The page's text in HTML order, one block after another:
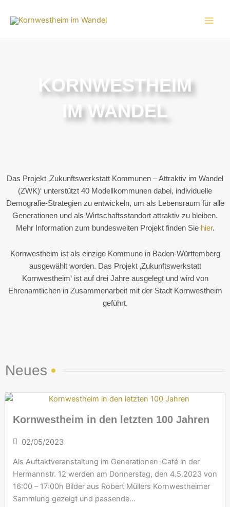
Inhalt
KORNWESTHEIM
IM WANDEL
Das Projekt ‚Zukunftswerkstatt Kommunen – Attraktiv im Wandel
(ZWK)‘ unterstützt 40 Modellkommunen dabei, individuelle
Demografie-Strategien zu entwickeln, um als Lebensraum für alle
Generationen und als Wirtschaftsstandort attraktiv zu bleiben.
Mehr Information zum bundesweiten Projekt finden Sie hier.
Kornwestheim ist als einzige Kommune in Baden-Württemberg
ausgewählt worden. Das Projekt ‚Zukunftswerkstatt
Kornwestheim‘ ist auf drei Jahre ausgelegt und wird von
Ehrenamtlichen in Zusammenarbeit mit der Stadt Kornwestheim
geführt.
Neues
Kornwestheim in den letzten 100 Jahren
02/05/2023
Als Auftaktveranstaltung im Generationen-Café in der
Hermannstr. 12 werden am Donnerstag, den 4.5.2023 von
16:00 – 17:00h Bilder aus Robert Müllers Kornwestheimer
Sammlung gezeigt und passende...